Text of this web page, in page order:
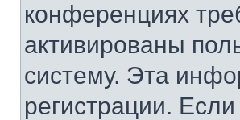
конференциях
активированы
систему. Эта
регистрации.